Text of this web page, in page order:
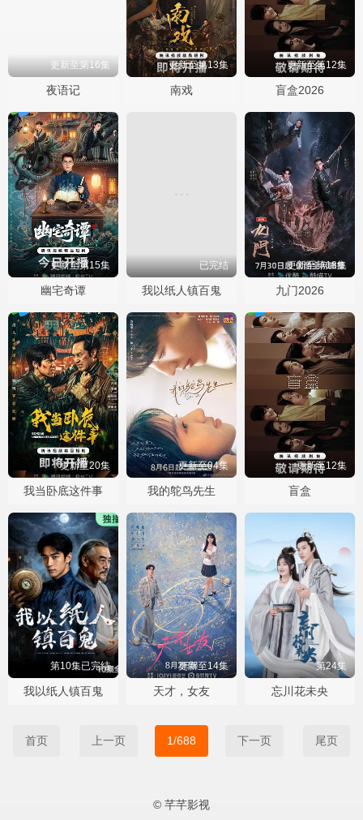
更新至第16集
夜语记
更新至第13集
南戏
更新至第12集
盲盒2026
更新至第15集
幽宅奇谭
已完结
我以纸人镇百鬼
更新至第18集
九门2026
更新至20集
我当卧底这件事
更新至04集
我的鸵鸟先生
更新至12集
盲盒
第10集已完结
我以纸人镇百鬼
更新至14集
天才，女友
第24集
忘川花未央
首页 上一页 1/688 下一页 尾页
© 芊芊影视